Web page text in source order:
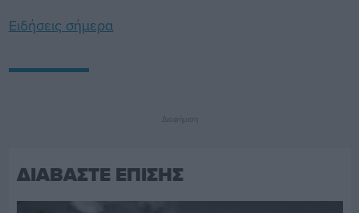
Ειδήσεις σήμερα
Διαφήμιση
ΔΙΑΒΑΣΤΕ ΕΠΙΣΗΣ